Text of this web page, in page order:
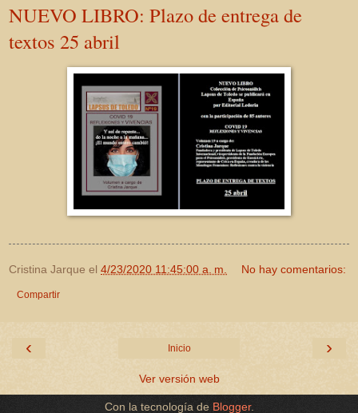
NUEVO LIBRO: Plazo de entrega de
textos 25 abril
Cristina Jarque el 4/23/2020 11:45:00 a. m. No hay comentarios:
Compartir
‹ ›
Inicio
Ver versión web
Con la tecnología de Blogger.